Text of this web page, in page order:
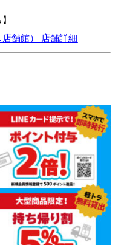
舗館） 店舗詳細